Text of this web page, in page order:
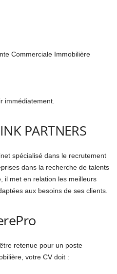
Commerciale Immobilière
immédiatement.
PARTNERS
spécialisé dans le recrutement
dans la recherche de talents
il met en relation les meilleurs
aux besoins de ses clients.
retenue pour un poste
votre CV doit :